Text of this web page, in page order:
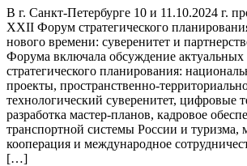
В г. Санкт-Петербурге 10 и 11.10.2024 г.
XXII Форум стратегического
нового времени: суверенитет и
Форума включала обсуждение актуальных
стратегического планирования:
проекты, пространственно-
технологический суверенитет, цифровые
разработка мастер-планов, кадровое
транспортной системы России и туризма,
кооперация и международное
[…]